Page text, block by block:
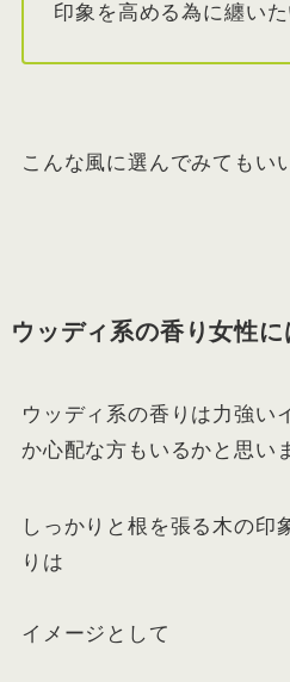
印象を高める為に纏い
こんな風に選んでみてもい
ウッディ系の香り女性に
ウッディ系の香りは力強い
か心配な方もいるかと思い
しっかりと根を張る木の印
りは
イメージとして